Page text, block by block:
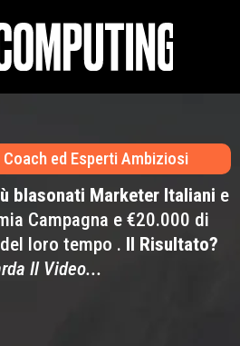
ed Esperti Ambiziosi
blasonati Marketer Italiani e
Campagna e €20.000 di
loro tempo . Il Risultato?
Il Video...